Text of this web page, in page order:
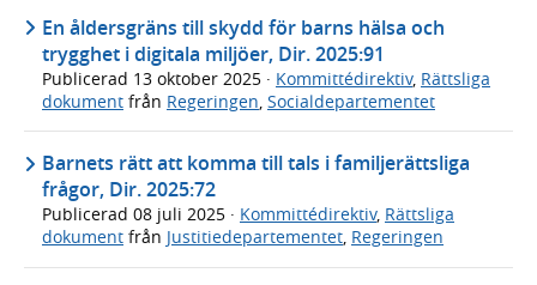
En åldersgräns till skydd för barns hälsa och
trygghet i digitala miljöer, Dir. 2025:91
Publicerad 13 oktober 2025 · Kommittédirektiv, Rättsliga
dokument från Regeringen Socialdepartementet
Barnets rätt att komma till tals i familjerättsliga
frågor, Dir. 2025:72
Publicerad 08 juli 2025 · Kommittédirektiv, Rättsliga
dokument från Justitiedepartementet, Regeringen